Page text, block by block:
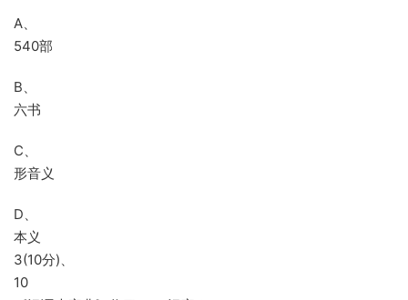
A、
540部
B、
六书
C、
形音义
D、
本义
3(10分)、
10